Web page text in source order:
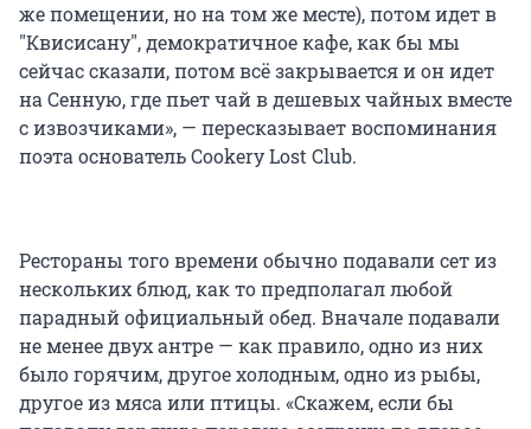
же помещении, но на том же месте), потом идет в
"Квисисану", демократичное кафе, как бы мы
сейчас сказали, потом всё закрывается и он идет
на Сенную, где пьет чай в дешевых чайных вместе
с извозчиками», — пересказывает воспоминания
поэта основатель Cookery Lost Club.
Рестораны того времени обычно подавали сет из
нескольких блюд, как то предполагал любой
парадный официальный обед. Вначале подавали
не менее двух антре — как правило, одно из них
было горячим, другое холодным, одно из рыбы,
другое из мяса или птицы. «Скажем, если бы